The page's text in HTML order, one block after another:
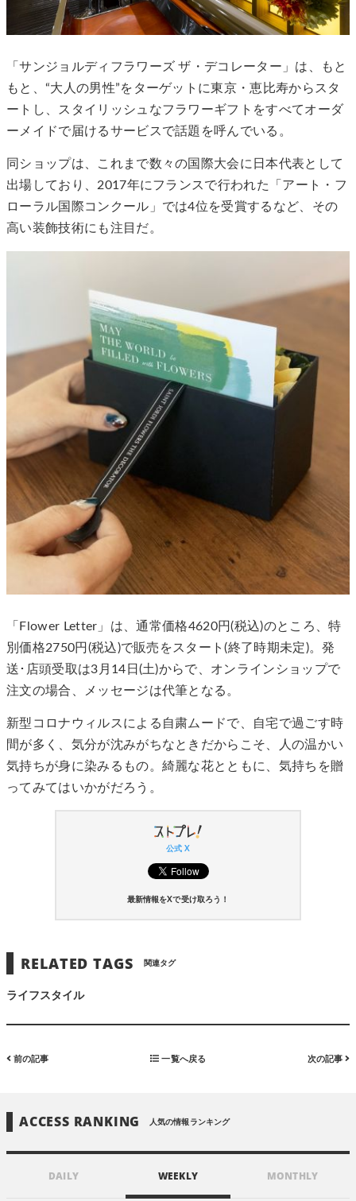
「サンジョルディフラワーズ ザ・デコレーター」は、もと
もと、“大人の男性”をターゲットに東京・恵比寿からスタ
ートし、スタイリッシュなフラワーギフトをすべてオーダ
ーメイドで届けるサービスで話題を呼んでいる。
同ショップは、これまで数々の国際大会に日本代表として
出場しており、2017年にフランスで行われた「アート・フ
ローラル国際コンクール」では4位を受賞するなど、その
高い装飾技術にも注目だ。
「Flower Letter」は、通常価格4620円(税込)のところ、特
別価格2750円(税込)で販売をスタート(終了時期未定)。発
送･店頭受取は3月14日(土)からで、オンラインショップで
注文の場合、メッセージは代筆となる。
新型コロナウィルスによる自粛ムードで、自宅で過ごす時
間が多く、気分が沈みがちなときだからこそ、人の温かい
気持ちが身に染みるもの。綺麗な花とともに、気持ちを贈
ってみてはいかがだろう。
公式 X
最新情報をXで受け取ろう！
RELATED TAGS 関連タグ
ライフスタイル
前の記事 一覧へ戻る 次の記事
ACCESS RANKING 人気の情報ランキング
DAILY WEEKLY MONTHLY